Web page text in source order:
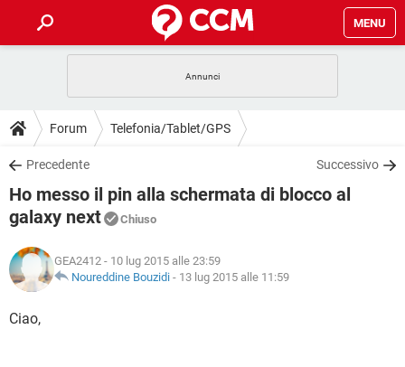
MENU
INTRATTENIMENTO ANDROID
iOS
INSTAGRAM WHATSAPP
TIKTOK
HARDWARE
GUIDE
COVID-19 GAMING
iOS
TIKTOK FACEBOOK
DOWNLOAD
COVID-19 GAMING
INTRATTENIMENTO
iOS WINDOWS 10
INSTAGRAM
TIKTOK
FORUM
INTRATTENIMENTO ANDROID
GLOSSARIO
COVID-19
INTRATTENIMENTO
Forum Telefonia/Tablet/GPS
Precedente Successivo
Ho messo il pin alla schermata di blocco al
galaxy next
Chiuso
GEA2412 - 10 lug 2015 alle 23:59
Noureddine Bouzidi - 13 lug 2015 alle 11:59
Ciao,